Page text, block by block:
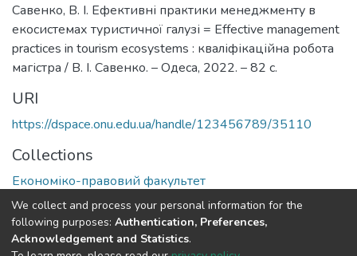
Савенко, В. І. Ефективні практики менеджменту в
екосистемах туристичної галузі = Effective management
practices in tourism ecosystems : кваліфікаційна робота
магістра / В. І. Савенко. – Одеса, 2022. – 82 с.
URI
https://dspace.onu.edu.ua/handle/123456789/35110
Collections
Економіко-правовий факультет
Full item page
We collect and process your personal information for the
following purposes: Authentication, Preferences,
Acknowledgement and Statistics.